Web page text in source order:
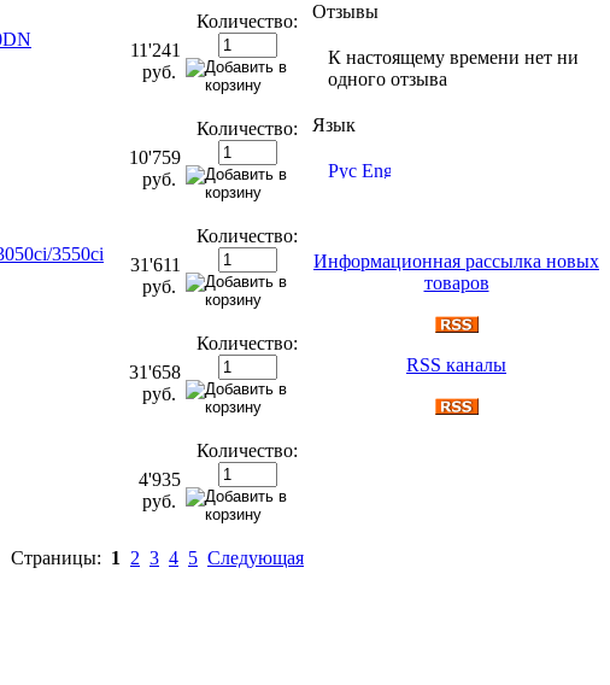
11'241
руб.
Количество:
10'759
руб.
Количество:
3550ci
31'611
руб.
Количество:
31'658
руб.
Количество:
4'935
руб.
Количество:
Страницы: 1 2 3 4 5 Следующая
Отзывы
К настоящему времени нет ни
одного отзыва
Язык
Информационная рассылка новых
товаров
RSS каналы